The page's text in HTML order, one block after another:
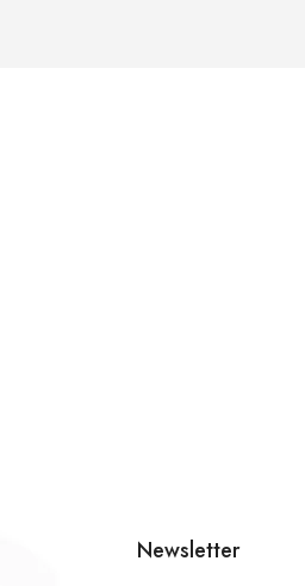
Newsletter